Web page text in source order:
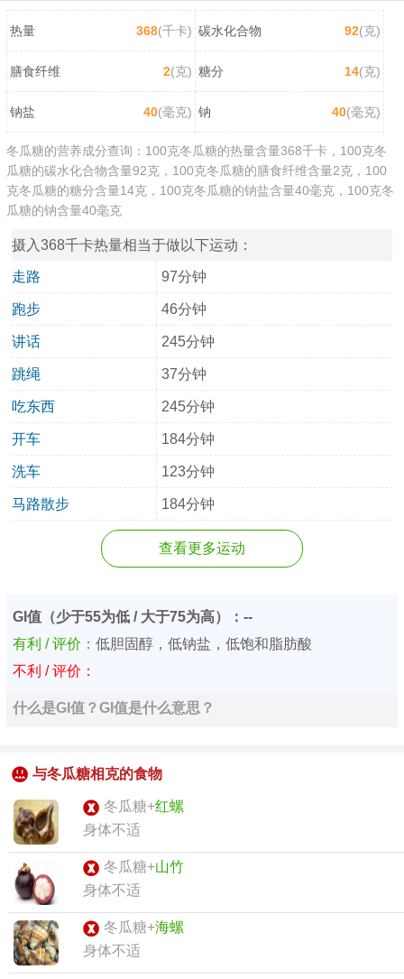
热量 368(千卡) 碳水化合物 92(克)
膳食纤维 2(克) 糖分 14(克)
钠盐 40(毫克) 钠 40(毫克)
冬瓜糖的营养成分查询：100克冬瓜糖的热量含量368千卡，100克冬
瓜糖的碳水化合物含量92克，100克冬瓜糖的膳食纤维含量2克，100
克冬瓜糖的糖分含量14克，100克冬瓜糖的钠盐含量40毫克，100克冬
瓜糖的钠含量40毫克
摄入368千卡热量相当于做以下运动：
走路 97分钟
跑步 46分钟
讲话 245分钟
跳绳 37分钟
吃东西 245分钟
开车 184分钟
洗车 123分钟
马路散步 184分钟
查看更多运动
GI值（少于55为低 / 大于75为高）：--
有利 / 评价： 低胆固醇，低钠盐，低饱和脂肪酸
不利 / 评价：
什么是GI值？GI值是什么意思？
与冬瓜糖相克的食物
冬瓜糖+红螺
身体不适
冬瓜糖+山竹
身体不适
冬瓜糖+海螺
身体不适